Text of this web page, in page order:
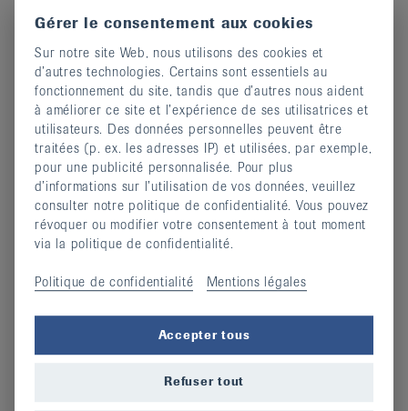
maintenant !
02 octobre 2025
Invitation au concours d'écriture de EULAR.
continuer
Gérer le consentement aux cookies
Sur notre site Web, nous utilisons des cookies et
d’autres technologies. Certains sont essentiels au
fonctionnement du site, tandis que d’autres nous aident
à améliorer ce site et l’expérience de ses utilisatrices et
utilisateurs. Des données personnelles peuvent être
traitées (p. ex. les adresses IP) et utilisées, par exemple,
pour une publicité personnalisée. Pour plus
d’informations sur l’utilisation de vos données, veuillez
consulter notre politique de confidentialité. Vous pouvez
révoquer ou modifier votre consentement à tout moment
via la politique de confidentialité.
Politique de confidentialité Mentions légales
Accepter tous
Refuser tout